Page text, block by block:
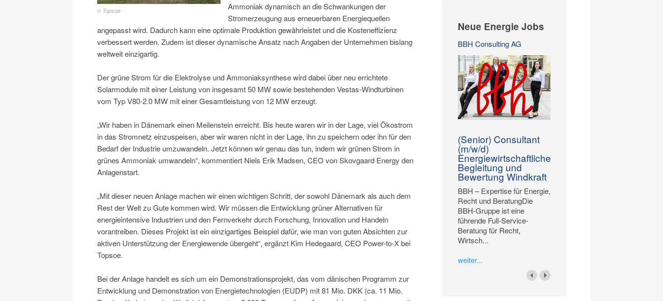
© Topsoe
Ammoniak dynamisch an die Schwankungen der
Stromerzeugung aus erneuerbaren Energiequellen
angepasst wird. Dadurch kann eine optimale Produktion gewährleistet und die Kosteneffizienz
verbessert werden. Zudem ist dieser dynamische Ansatz nach Angaben der Unternehmen bislang
weltweit einzigartig.
Der grüne Strom für die Elektrolyse und Ammoniaksynthese wird dabei über neu errichtete
Solarmodule mit einer Leistung von insgesamt 50 MW sowie bestehenden Vestas-Windturbinen
vom Typ V80-2.0 MW mit einer Gesamtleistung von 12 MW erzeugt.
„Wir haben in Dänemark einen Meilenstein erreicht. Bis heute waren wir in der Lage, viel Ökostrom
in das Stromnetz einzuspeisen, aber wir waren nicht in der Lage, ihn zu speichern oder ihn für den
Bedarf der Industrie umzuwandeln. Jetzt können wir genau das tun, indem wir grünen Strom in
grünes Ammoniak umwandeln“, kommentiert Niels Erik Madsen, CEO von Skovgaard Energy den
Anlagenstart.
„Mit dieser neuen Anlage machen wir einen wichtigen Schritt, der sowohl Dänemark als auch dem
Rest der Welt zu Gute kommen wird. Wir müssen die Entwicklung grüner Alternativen für
energieintensive Industrien und den Fernverkehr durch Forschung, Innovation und Handeln
vorantreiben. Dieses Projekt ist ein einzigartiges Beispiel dafür, wie man von guten Absichten zur
aktiven Unterstützung der Energiewende übergeht“, ergänzt Kim Hedegaard, CEO Power-to-X bei
Topsoe.
Bei der Anlage handelt es sich um ein Demonstrationsprojekt, das vom dänischen Programm zur
Entwicklung und Demonstration von Energietechnologien (EUDP) mit 81 Mio. DKK (ca. 11 Mio.
Neue Energie Jobs
BBH Consulting AG
(Senior) Consultant
(m/w/d)
Energiewirtschaftliche
Begleitung und
Bewertung Windkraft
BBH – Expertise für Energie,
Recht und BeratungDie
BBH-Gruppe ist eine
führende Full-Service-
Beratung für Recht,
Wirtsch...
weiter...